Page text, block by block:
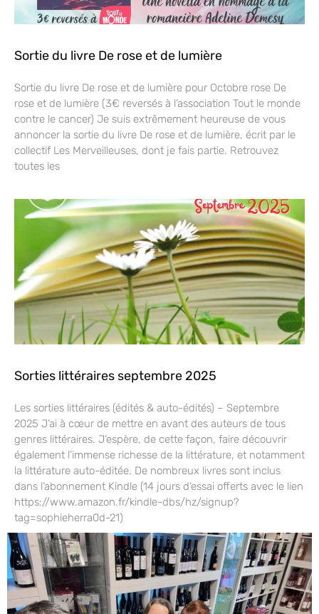
Sortie du livre De rose et de lumière
Sortie du livre De rose et de lumière pour Octobre rose De
rose et de lumière (3€ reversés à l’association Tout le monde
contre le cancer) Je suis extrêmement heureuse de vous
annoncer la sortie du livre De rose et de lumière, écrit par le
collectif Les Merveilleuses, dont je fais partie. Retrouvez
toutes les
Sorties littéraires septembre 2025
Les sorties littéraires (édités & auto-édités) – Septembre
2025 J’ai à cœur de mettre en avant des auteurs de tous
genres littéraires. J’espère, de cette façon, faire découvrir
également l’immense richesse de la littérature, et notamment
la littérature auto-éditée. De nombreux livres sont inclus
dans l’abonnement Kindle (14 jours d’essai offerts avec le lien
https://www.amazon.fr/kindle-dbs/hz/signup?
tag=sophieherra0d-21)